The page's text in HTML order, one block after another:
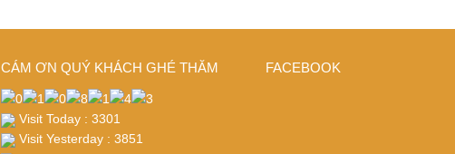
CÁM ƠN QUÝ KHÁCH GHÉ THĂM
Visit Today : 3301
Visit Yesterday : 3851
FACEBOOK